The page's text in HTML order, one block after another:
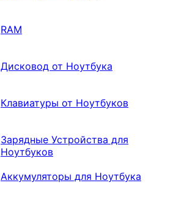
RAM
Дисковод от Ноутбука
Клавиатуры от Ноутбуков
Зарядные Устройства для
Ноутбуков
Аккумуляторы для Ноутбука